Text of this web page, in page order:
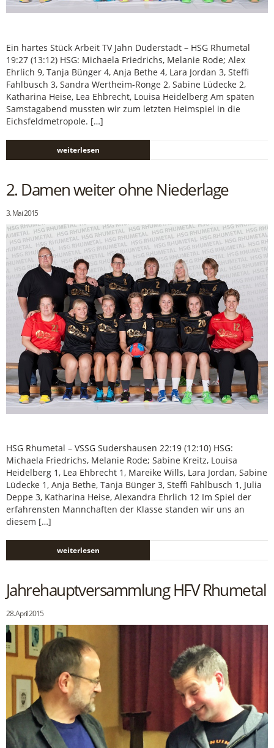
Ein hartes Stück Arbeit TV Jahn Duderstadt – HSG Rhumetal
19:27 (13:12) HSG: Michaela Friedrichs, Melanie Rode; Alex
Ehrlich 9, Tanja Bünger 4, Anja Bethe 4, Lara Jordan 3, Steffi
Fahlbusch 3, Sandra Wertheim-Ronge 2, Sabine Lüdecke 2,
Katharina Heise, Lea Ehbrecht, Louisa Heidelberg Am späten
Samstagabend mussten wir zum letzten Heimspiel in die
Eichsfeldmetropole. […]
weiterlesen
2. Damen weiter ohne Niederlage
3. Mai 2015
HSG Rhumetal – VSSG Sudershausen 22:19 (12:10) HSG:
Michaela Friedrichs, Melanie Rode; Sabine Kreitz, Louisa
Heidelberg 1, Lea Ehbrecht 1, Mareike Wills, Lara Jordan, Sabine
Lüdecke 1, Anja Bethe, Tanja Bünger 3, Steffi Fahlbusch 1, Julia
Deppe 3, Katharina Heise, Alexandra Ehrlich 12 Im Spiel der
erfahrensten Mannchaften der Klasse standen wir uns an
diesem […]
weiterlesen
Jahrehauptversammlung HFV Rhumetal
28. April 2015